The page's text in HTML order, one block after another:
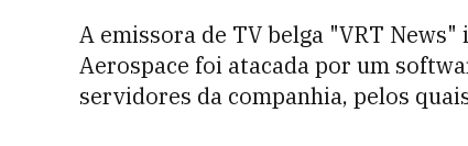
A emissora de TV belga "VRT
Aerospace foi atacada por um
servidores da companhia, pelos